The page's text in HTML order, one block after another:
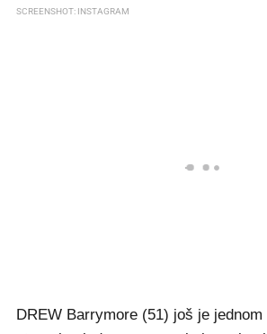
SCREENSHOT: INSTAGRAM
DREW Barrymore (51) još je